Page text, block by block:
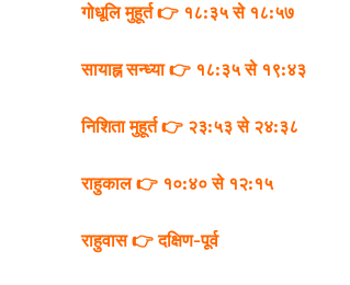
गोधूलि मुहूर्त 👉 १८:३५ से १८:५७
सायाह्न सन्ध्या 👉 १८:३५ से १९:४३
निशिता मुहूर्त 👉 २३:५३ से २४:३८
राहुकाल 👉 १०:४० से १२:१५
राहुवास 👉 दक्षिण-पूर्व